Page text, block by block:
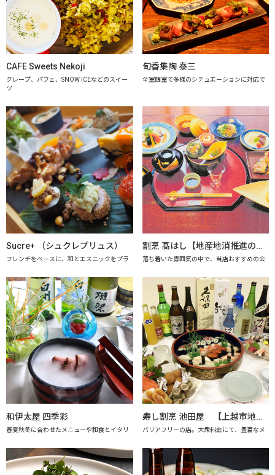
CAFE Sweets Nekoji
クレープ、パフェ、SNOW ICEなどのスイー
ツ
旬香集陶 泰三
全室個室で多様のシチュエーションに対応で
Sucre+ （シュクレプリュス）
フレンチをベースに、和とエスニックをプラ
割烹 髙はし【地産地消推進の店「プレミアム認定店」】
落ち着いた雰囲気の中で、当店おすすめの会
和伊太屋 四季彩
春夏秋冬に合わせたメニューや和食とイタリ
寿し割烹 池田屋 【上越市地産地消の店認定店】
バリアフリーの店。大衆料金にて、豊富なメ